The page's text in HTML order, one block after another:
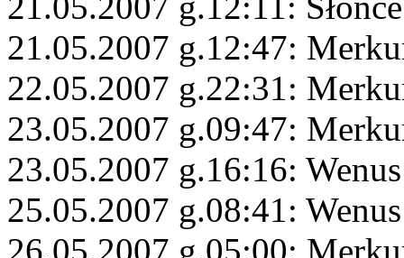
21.05.2007 g.12:47:
22.05.2007 g.22:31:
23.05.2007 g.09:47:
23.05.2007 g.16:16:
25.05.2007 g.08:41:
26.05.2007 g.05:00: